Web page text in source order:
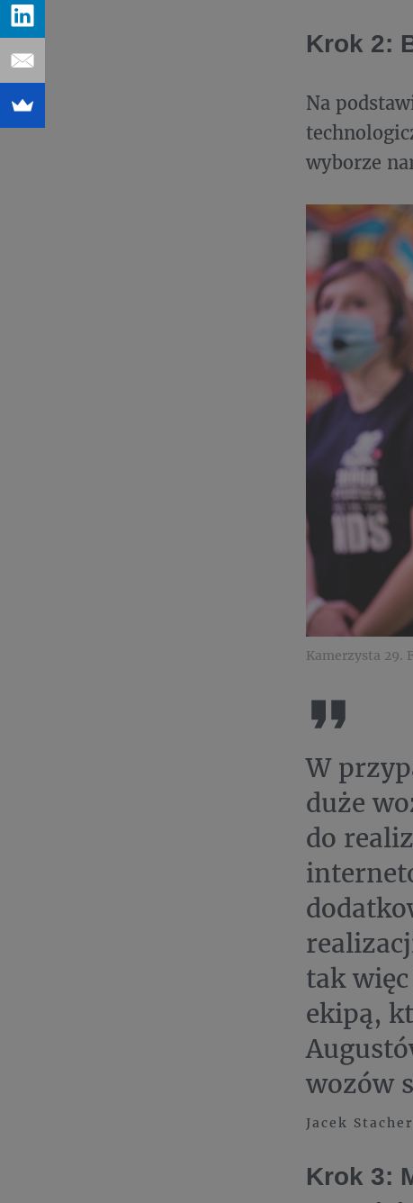
Krok 2:
Na
wyborze
Kamerzysta 29.
W
duże
do
tak
ekipą,
wozów
Jacek
Krok 3: